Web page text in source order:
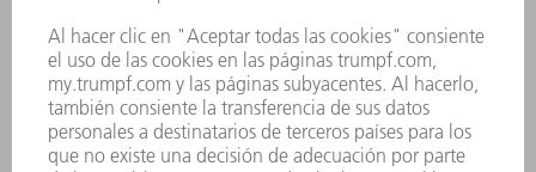
INFORME ANUAL
PRINCIPIOS CORPORATIVOS
CUMPLIMIENTO
SISTEMA DE INFORMADORES
SEGURIDAD
COMUNICADOS DE PRENSA